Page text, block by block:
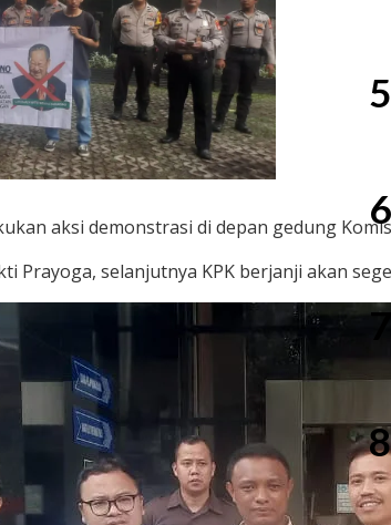
aksi demonstrasi di depan gedung
Prayoga, selanjutnya KPK berjanji akan
5
6
7
8